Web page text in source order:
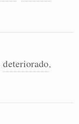
deteriorado,